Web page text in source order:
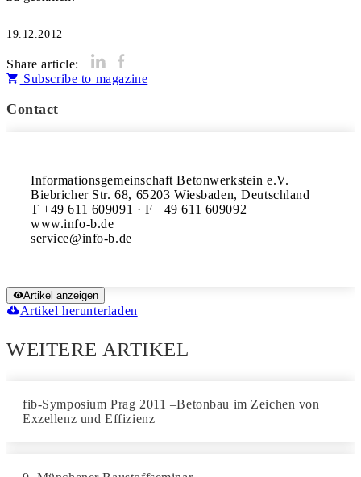
19.12.2012
Share article:
Subscribe to magazine
Contact
Informationsgemeinschaft Betonwerkstein e.V.
Biebricher Str. 68, 65203 Wiesbaden, Deutschland
T +49 611 609091 · F +49 611 609092
www.info-b.de
Artikel anzeigen
Artikel herunterladen
WEITERE ARTIKEL
fib-Symposium Prag 2011 –Betonbau im Zeichen von
Exzellenz und Effizienz